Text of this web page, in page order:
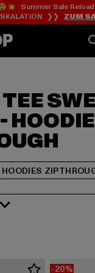
Zum
Inhalt
springen
Zum
Fußzeile
springen
Summer Sale
❯❯ ZUM
HOODIES
Zum
springen
-20%